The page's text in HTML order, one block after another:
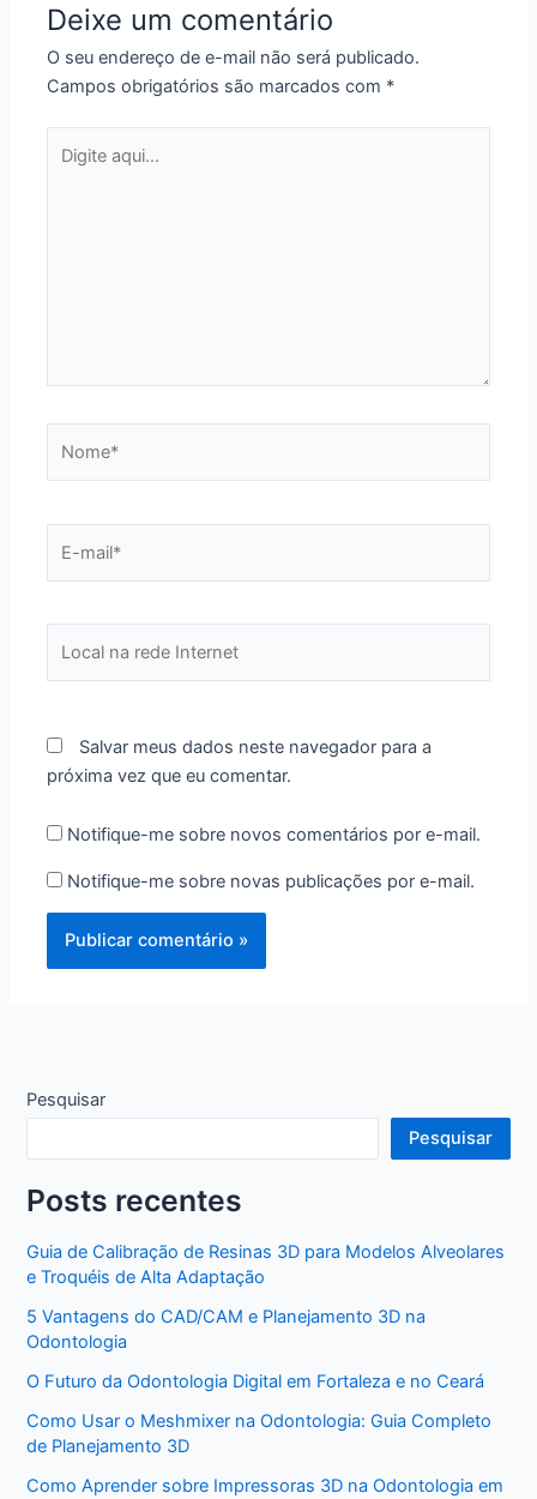
Deixe um comentário
O seu endereço de e-mail não será publicado.
Campos obrigatórios são marcados com *
aqui...
mail*
na
Salvar meus dados neste navegador para a
próxima vez que eu comentar.
Notifique-me sobre novos comentários por e-mail.
Notifique-me sobre novas publicações por e-mail.
Pesquisar
Pesquisar
Posts recentes
Guia de Calibração de Resinas 3D para Modelos Alveolares
e Troquéis de Alta Adaptação
5 Vantagens do CAD/CAM e Planejamento 3D na
Odontologia
O Futuro da Odontologia Digital em Fortaleza e no Ceará
Como Usar o Meshmixer na Odontologia: Guia Completo
de Planejamento 3D
Como Aprender sobre Impressoras 3D na Odontologia em